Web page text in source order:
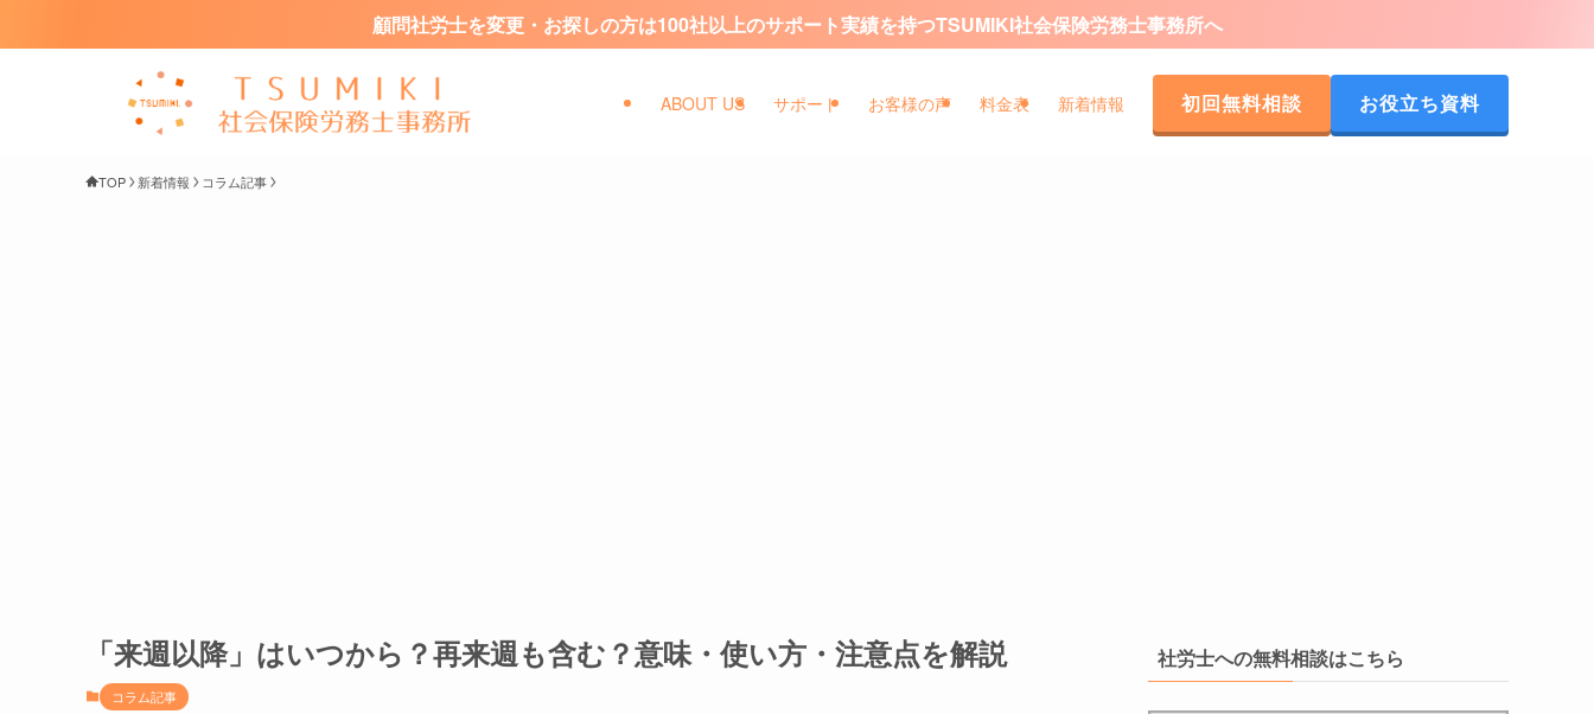
顧問社労士を変更・お探しの方は100社以上のサポート実績を持つTSUMIKI社会保険労務士事務所へ
ABOUT US サポート お客様の声 料金表 新着情報 初回無料相談 お役立ち資料
TOP 新着情報 コラム記事
「来週以降」はいつから？再来週も含む？意味・使い方・注意点を解説
コラム記事
社労士への無料相談はこちら